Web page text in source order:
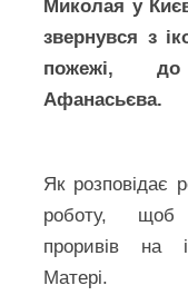
Миколая у
звернувся з
пожежі, до
Афанасьєва.
Як розповідає
роботу, щоб
проривів на
Матері.